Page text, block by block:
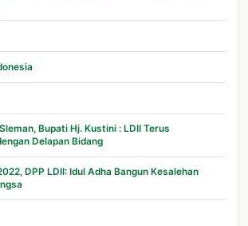
Bupati Hj. Kustini : LDII Terus
Delapan Bidang
DPP LDII: Idul Adha Bangun Kesalehan